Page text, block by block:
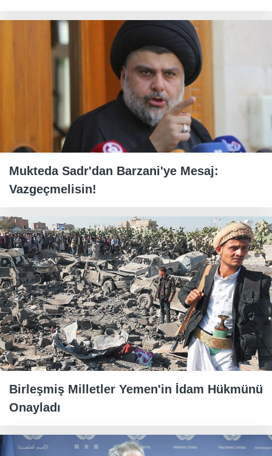
Mukteda Sadr'dan Barzani'ye Mesaj:
Vazgeçmelisin!
Birleşmiş Milletler Yemen'in İdam Hükmünü
Onayladı